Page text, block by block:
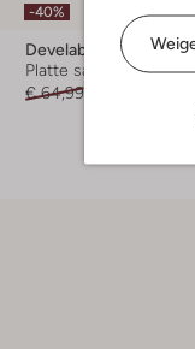
-40%
Develab
Platte sandalen
€ 64,99